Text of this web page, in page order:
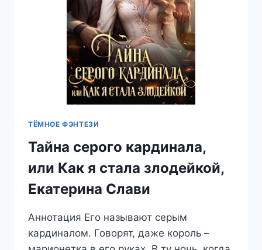
ТЁМНОЕ ФЭНТЕЗИ
Тайна серого кардинала,
или Как я стала злодейкой,
Екатерина Слави
Аннотация Его называют серым
кардиналом. Говорят, даже король –